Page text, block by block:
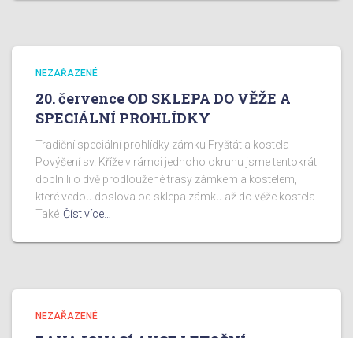
NEZAŘAZENÉ
20. července OD SKLEPA DO VĚŽE A
SPECIÁLNÍ PROHLÍDKY
Tradiční speciální prohlídky zámku Fryštát a kostela
Povýšení sv. Kříže v rámci jednoho okruhu jsme tentokrát
doplnili o dvě prodloužené trasy zámkem a kostelem,
které vedou doslova od sklepa zámku až do věže kostela.
Také Číst více…
NEZAŘAZENÉ